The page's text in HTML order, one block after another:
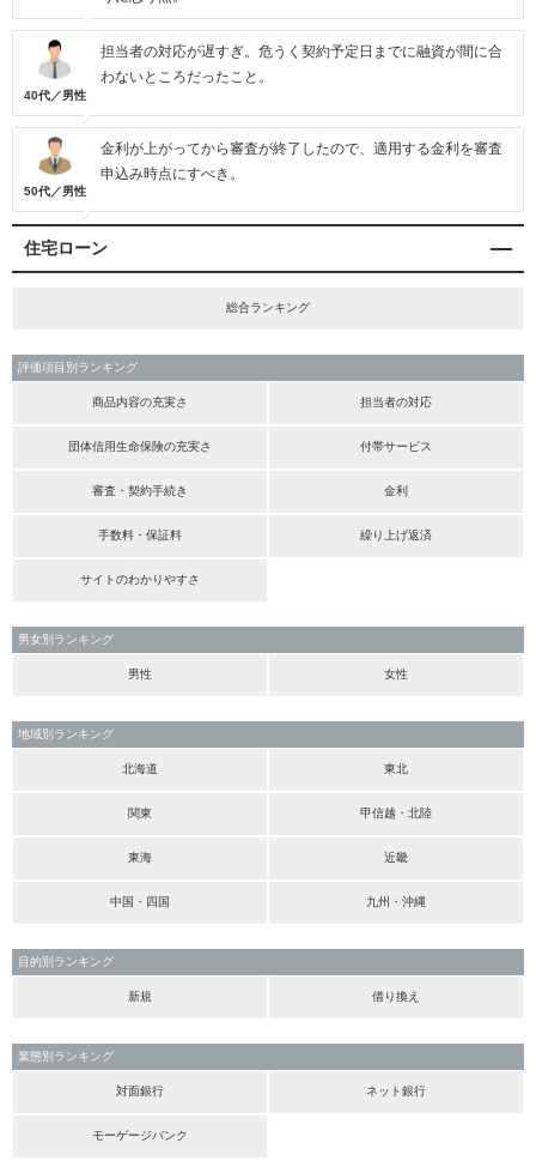
40代／男性
担当者の対応が遅すぎ。危うく契約予定日までに融資が間に合
わないところだったこと。
50代／男性
金利が上がってから審査が終了したので、適用する金利を審査
申込み時点にすべき。
住宅ローン
総合ランキング
評価項目別ランキング
商品内容の充実さ 担当者の対応
団体信用生命保険の充実さ 付帯サービス
審査・契約手続き 金利
手数料・保証料 繰り上げ返済
サイトのわかりやすさ
男女別ランキング
男性 女性
地域別ランキング
北海道 東北
関東 甲信越・北陸
東海 近畿
中国・四国 九州・沖縄
目的別ランキング
新規 借り換え
業態別ランキング
対面銀行 ネット銀行
モーゲージバンク